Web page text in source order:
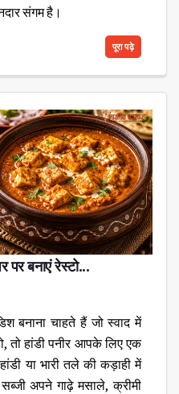
संगम है।
पूरा पढ़े
पर बनाएं रेस्टो...
बनाना चाहते हैं जो स्वाद में
तो हांडी पनीर आपके लिए एक
या भारी तले की कड़ाही में
अपने गाढ़े मसाले, क्रीमी